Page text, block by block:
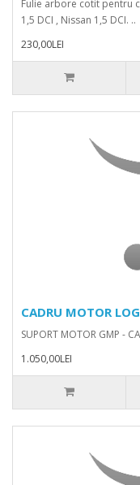
Fulie arbore cotit pentru
1,5 DCI , Nissan 1,5 DCI. ..
230,00LEI
CADRU MOTOR
SUPORT MOTOR GMP -
1.050,00LEI